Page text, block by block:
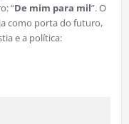
“De mim para mil”. O
como porta do futuro,
e a política: